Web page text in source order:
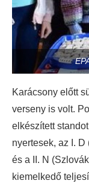
Karácsony előtt
verseny is volt.
elkészített
nyertesek, az I.
és a II. N
kiemelkedő